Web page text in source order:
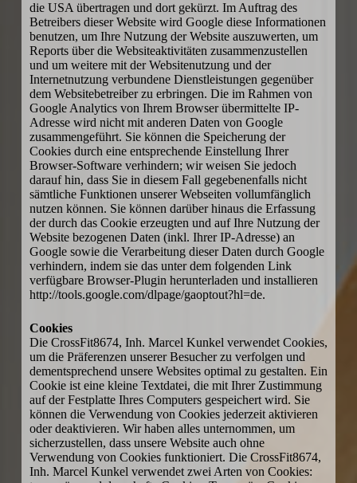
die USA übertragen und dort gekürzt. Im Auftrag des
Betreibers dieser Website wird Google diese Informationen
benutzen, um Ihre Nutzung der Website auszuwerten, um
Reports über die Websiteaktivitäten zusammenzustellen
und um weitere mit der Websitenutzung und der
Internetnutzung verbundene Dienstleistungen gegenüber
dem Websitebetreiber zu erbringen. Die im Rahmen von
Google Analytics von Ihrem Browser übermittelte IP-
Adresse wird nicht mit anderen Daten von Google
zusammengeführt. Sie können die Speicherung der
Cookies durch eine entsprechende Einstellung Ihrer
Browser-Software verhindern; wir weisen Sie jedoch
darauf hin, dass Sie in diesem Fall gegebenenfalls nicht
sämtliche Funktionen unserer Webseiten vollumfänglich
nutzen können. Sie können darüber hinaus die Erfassung
der durch das Cookie erzeugten und auf Ihre Nutzung der
Website bezogenen Daten (inkl. Ihrer IP-Adresse) an
Google sowie die Verarbeitung dieser Daten durch Google
verhindern, indem sie das unter dem folgenden Link
verfügbare Browser-Plugin herunterladen und installieren
http://tools.google.com/dlpage/gaoptout?hl=de.
Cookies
Die CrossFit8674, Inh. Marcel Kunkel verwendet Cookies,
um die Präferenzen unserer Besucher zu verfolgen und
dementsprechend unsere Websites optimal zu gestalten. Ein
Cookie ist eine kleine Textdatei, die mit Ihrer Zustimmung
auf der Festplatte Ihres Computers gespeichert wird. Sie
können die Verwendung von Cookies jederzeit aktivieren
oder deaktivieren. Wir haben alles unternommen, um
sicherzustellen, dass unsere Website auch ohne
Verwendung von Cookies funktioniert. Die CrossFit8674,
Inh. Marcel Kunkel verwendet zwei Arten von Cookies: